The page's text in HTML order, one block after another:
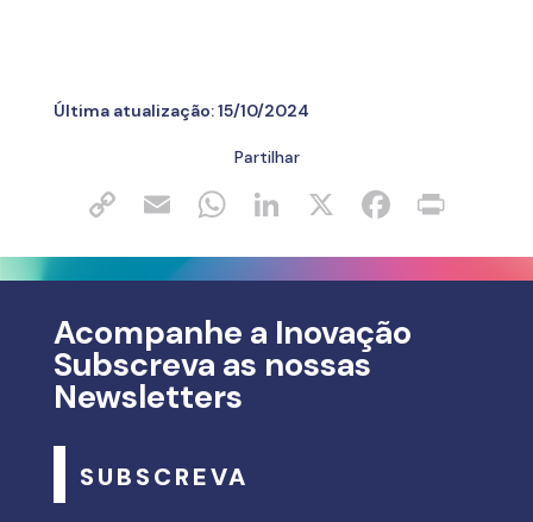
Última atualização:15/10/2024
Partilhar
Acompanhe a Inovação
Subscreva as nossas
Newsletters
SUBSCREVA